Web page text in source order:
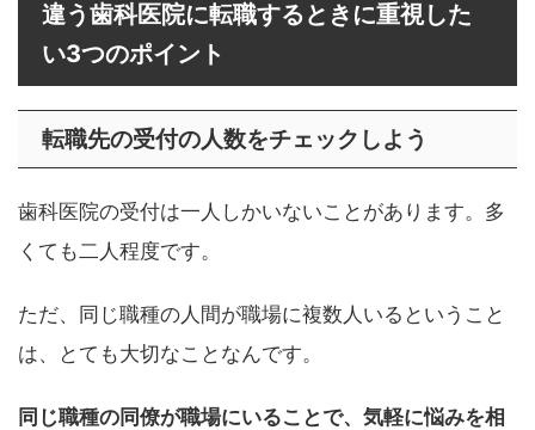
違う歯科医院に転職するときに重視した
い3つのポイント
転職先の受付の人数をチェックしよう
歯科医院の受付は一人しかいないことがあります。多
くても二人程度です。
ただ、同じ職種の人間が職場に複数人いるということ
は、とても大切なことなんです。
同じ職種の同僚が職場にいることで、気軽に悩みを相